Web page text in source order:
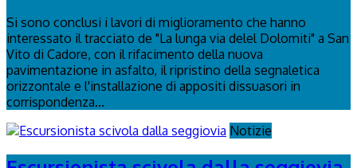
Si sono conclusi i lavori di miglioramento che hanno
interessato il tracciato de "La lunga via delel Dolomiti" a San
Vito di Cadore, con il rifacimento della nuova
pavimentazione in asfalto, il ripristino della segnaletica
orizzontale e l'installazione di appositi dissuasori in
corrispondenza...
Notizie